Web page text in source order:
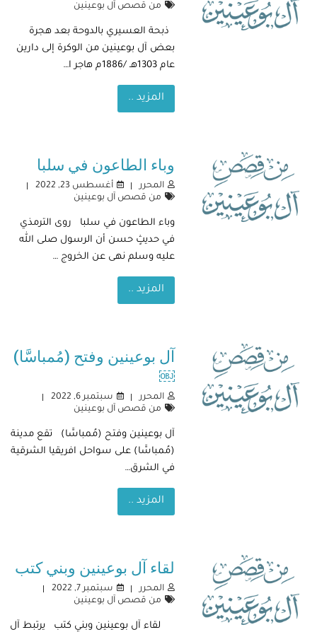
من قصص آل بوعينين
ذبحة العسيري بالدوحة بعد هجرة
بعض آل بوعينين من الوكرة إلى دارين
عام 1303هـ /1886م هاجر ا…
المزيد ..
وباء الطاعون في سلبا
المحرر
أغسطس 23, 2022
من قصص آل بوعينين
وباء الطاعون في سلبا روى الترمذي
في حديثٍ حسن أن الرسول صلى الله
عليه وسلم نهى عن الخروج …
المزيد ..
آل بوعينين وفتح (مُمباسَّا)
￼
المحرر
سبتمبر 6, 2022
من قصص آل بوعينين
آل بوعينين وفتح (مُمباسَّا) تقع مدينة
(مُمباسَّا) على سواحل افريقيا الشرقية
في الشرق…
المزيد ..
لقاء آل بوعينين وبني كتب
المحرر
سبتمبر 7, 2022
من قصص آل بوعينين
لقاء آل بوعينين وبني كتب يرتبط آل